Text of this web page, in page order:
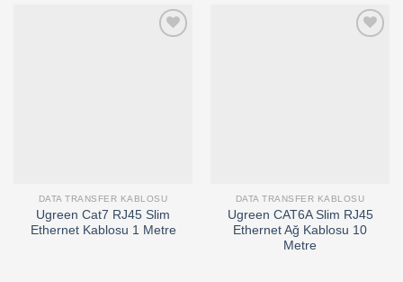
DATA TRANSFER KABLOSU
Ugreen Cat7 RJ45 Slim
Ethernet Kablosu 1 Metre
DATA TRANSFER KABLOSU
Ugreen CAT6A Slim RJ45
Ethernet Ağ Kablosu 10
Metre